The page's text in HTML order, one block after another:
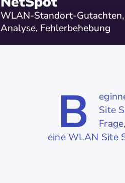
WLAN-Standort-
Analyse, Fehlerbehebung
B
Site
eine WLAN Site